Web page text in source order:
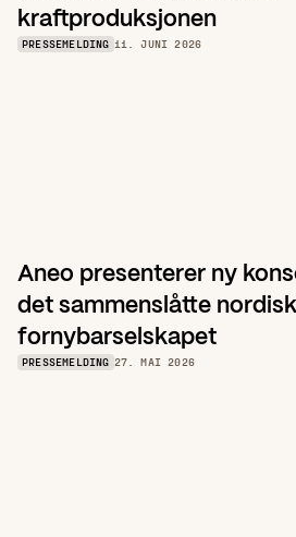
kraftproduksjonen
PRESSEMELDING 11. JUNI 2026
Aneo presenterer ny
det sammenslåtte
fornybarselskapet
PRESSEMELDING 27. MAI 2026